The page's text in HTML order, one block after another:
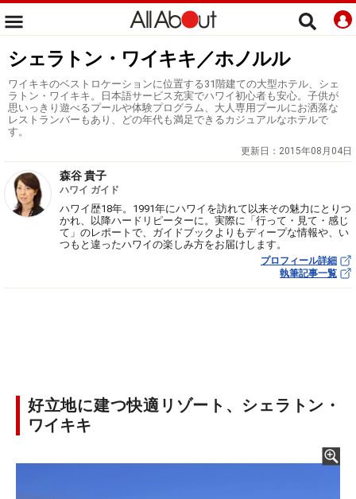
シェラトン・ワイキキ／ホノルル
ワイキキのベストロケーションに位置する31階建ての大型ホテル、シェ
ラトン・ワイキキ。日本語サービス充実でハワイ初心者も安心。子供が
思いっきり遊べるプールや体験プログラム、大人専用プールにお洒落な
レストランバーもあり、どの年代も満足できるカジュアルなホテルで
す。
更新日： 2015年08月04日
森谷 貴子
ハワイ ガイド
ハワイ歴18年。1991年にハワイを訪れて以来その魅力にとりつ
かれ、以降ハードリピーターに。実際に「行って・見て・感じ
て」のレポートで、ガイドブックよりもディープな情報や、い
つもと違ったハワイの楽しみ方をお届けします。
プロフィール詳細
執筆記事一覧
好立地に建つ快適リゾート、シェラトン・
ワイキキ